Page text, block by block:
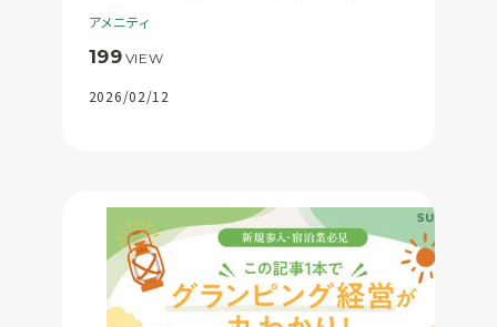
アメニティ
199 VIEW
2026/02/12